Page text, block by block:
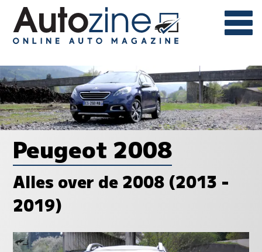
Peugeot 2008
Alles over de 2008 (2013 -
2019)